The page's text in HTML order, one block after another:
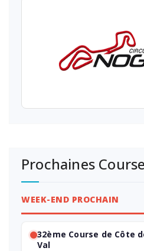
Prochaines
WEEK-END PROCHAIN
32ème Course de Côte
Val